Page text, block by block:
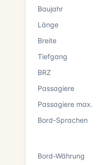
Baujahr
Länge
Breite
Tiefgang
BRZ
Passagiere
Passagiere max.
Bord-Sprachen
Bord-Währung